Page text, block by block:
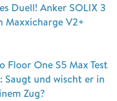
Duell! Anker SOLIX 3
Maxxicharge V2+
Floor One S5 Max Test
Saugt und wischt er in
Zug?